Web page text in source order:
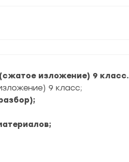
изложение) 9 класс.
9 класс;